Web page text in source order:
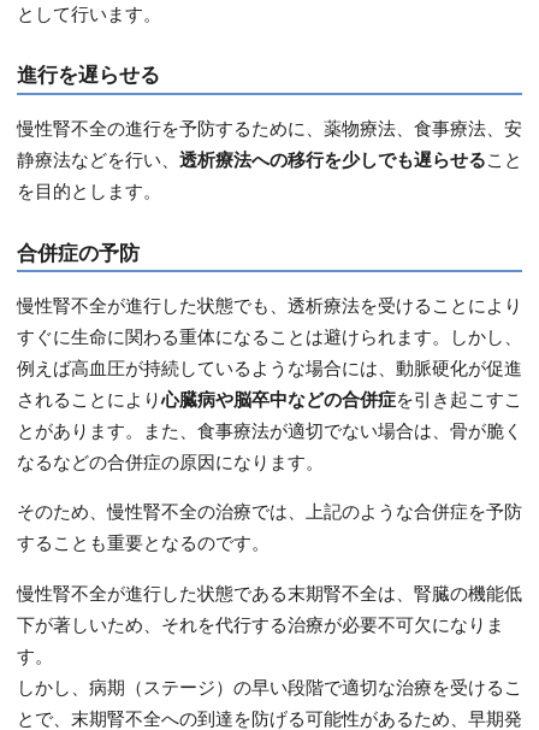
として行います。
進行を遅らせる
慢性腎不全の進行を予防するために、薬物療法、食事療法、安
静療法などを行い、 透析療法への移行を少しでも遅らせること
を目的とします。
合併症の予防
慢性腎不全が進行した状態でも、透析療法を受けることにより
すぐに生命に関わる重体になることは避けられます。しかし、
例えば高血圧が持続しているような場合には、動脈硬化が促進
されることにより心臓病や脳卒中などの合併症を引き起こすこ
とがあります。また、食事療法が適切でない場合は、骨が脆く
なるなどの合併症の原因になります。
そのため、慢性腎不全の治療では、上記のような合併症を予防
することも重要となるのです。
慢性腎不全が進行した状態である末期腎不全は、腎臓の機能低
下が著しいため、それを代行する治療が必要不可欠になりま
す。
しかし、病期（ステージ）の早い段階で適切な治療を受けるこ
とで、末期腎不全への到達を防げる可能性があるため、早期発